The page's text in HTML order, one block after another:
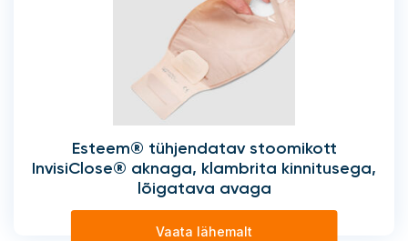
Esteem® tühjendatav stoomikott
InvisiClose® aknaga, klambrita kinnitusega,
lõigatava avaga
Vaata lähemalt